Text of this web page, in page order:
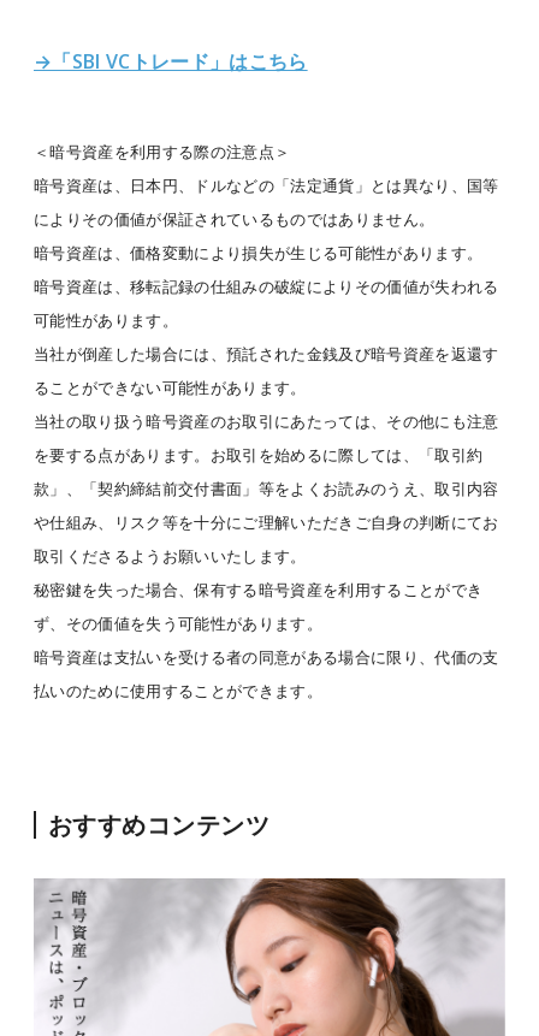
→「SBI VCトレード」はこちら
＜暗号資産を利用する際の注意点＞
暗号資産は、日本円、ドルなどの「法定通貨」とは異なり、国等
によりその価値が保証されているものではありません。
暗号資産は、価格変動により損失が生じる可能性があります。
暗号資産は、移転記録の仕組みの破綻によりその価値が失われる
可能性があります。
当社が倒産した場合には、預託された金銭及び暗号資産を返還す
ることができない可能性があります。
当社の取り扱う暗号資産のお取引にあたっては、その他にも注意
を要する点があります。お取引を始めるに際しては、「取引約
款」、「契約締結前交付書面」等をよくお読みのうえ、取引内容
や仕組み、リスク等を十分にご理解いただきご自身の判断にてお
取引くださるようお願いいたします。
秘密鍵を失った場合、保有する暗号資産を利用することができ
ず、その価値を失う可能性があります。
暗号資産は支払いを受ける者の同意がある場合に限り、代価の支
払いのために使用することができます。
おすすめコンテンツ